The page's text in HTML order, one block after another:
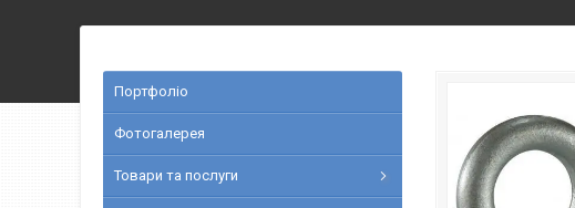
Портфоліо
Фотогалерея
Товари та послуги